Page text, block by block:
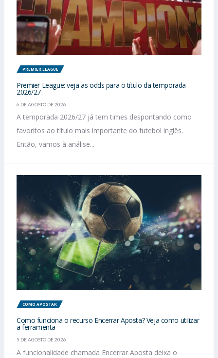
PREMIER LEAGUE
Premier League: veja as odds para o título da temporada
2026/27
6 DE AGOSTO DE 2026
A temporada 2026/27 já tem times despontando como
favoritos ao título mais importante do futebol inglês.
Então, vamos à análise...
COMO APOSTAR
Como funciona o recurso Encerrar Aposta? Veja como utilizar
a ferramenta
5 DE AGOSTO DE 2026
A funcionalidade chamada Encerrar Aposta deixa o